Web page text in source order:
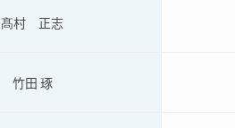
髙村 正志
竹田 琢